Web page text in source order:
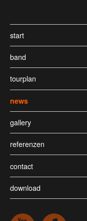
start
band
tourplan
news
gallery
referenzen
contact
download